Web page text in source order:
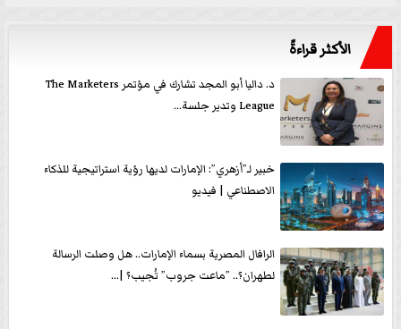
الأكثر قراءةً
د. داليا أبو المجد تشارك في مؤتمر The Marketers
League وتدير جلسة...
خبير لـ”أزهري”: الإمارات لديها رؤية استراتيجية للذكاء
الاصطناعي | فيديو
الرافال المصرية بسماء الإمارات.. هل وصلت الرسالة
لطهران؟.. ”ماعت جروب” تُجيب؟ |...